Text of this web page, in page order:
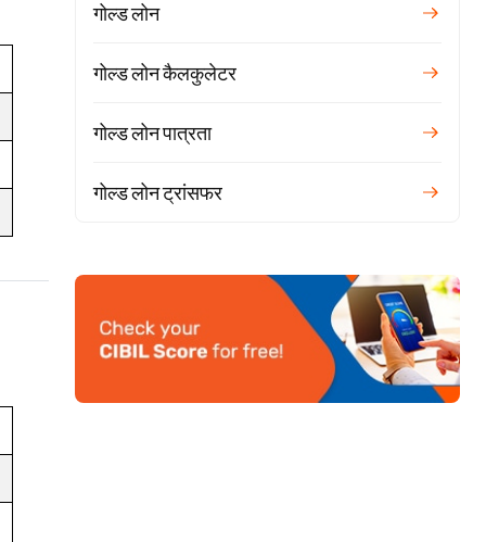
गोल्ड लोन
गोल्ड लोन कैलकुलेटर
गोल्ड लोन पात्रता
गोल्ड लोन ट्रांसफर